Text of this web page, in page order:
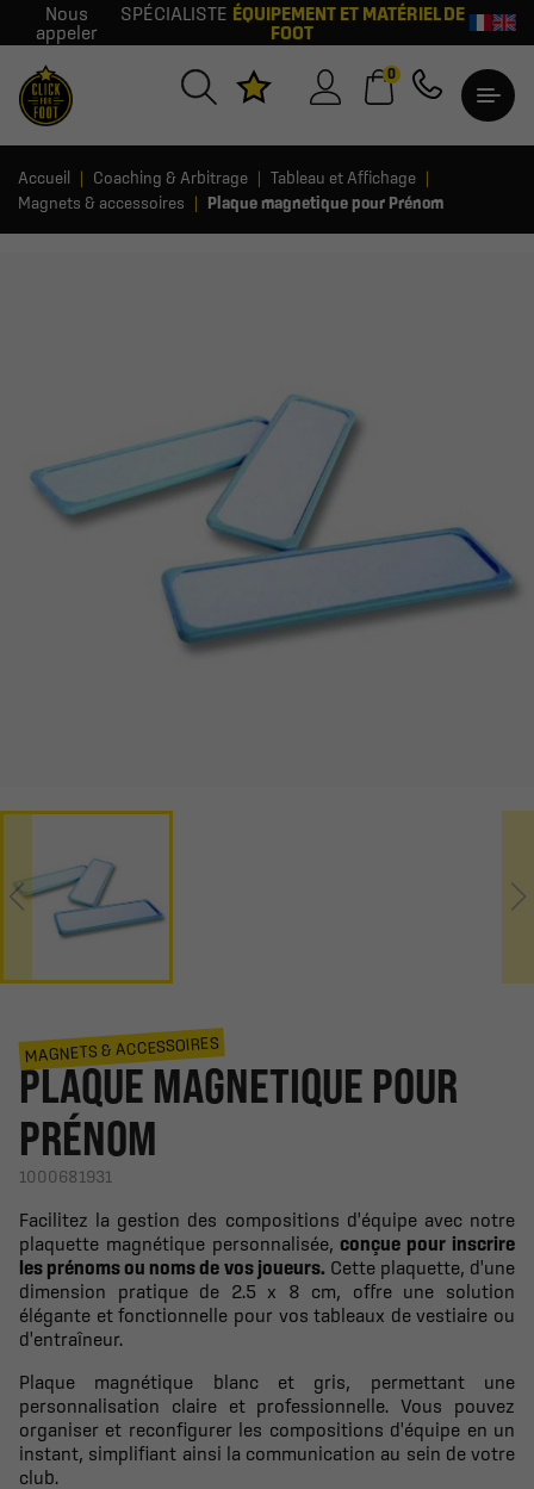
Nous
appeler
SPÉCIALISTE ÉQUIPEMENT ET MATÉRIEL DE
FOOT
0
Accueil Coaching & Arbitrage
Tableau et Affichage
Magnets & accessoires
Plaque magnetique pour Prénom
MAGNETS & ACCESSOIRES
PLAQUE MAGNETIQUE POUR
PRÉNOM
1000681931
Facilitez la gestion des compositions d'équipe avec notre
plaquette magnétique personnalisée,conçue pour inscrire
les prénoms ou noms de vos joueurs. Cette plaquette, d'une
dimension pratique de 2.5 x 8 cm, offre une solution
élégante et fonctionnelle pour vos tableaux de vestiaire ou
d'entraîneur.
Plaque magnétique blanc et gris, permettant une
personnalisation claire et professionnelle. Vous pouvez
organiser et reconfigurer les compositions d'équipe en un
instant, simplifiant ainsi la communication au sein de votre
club.